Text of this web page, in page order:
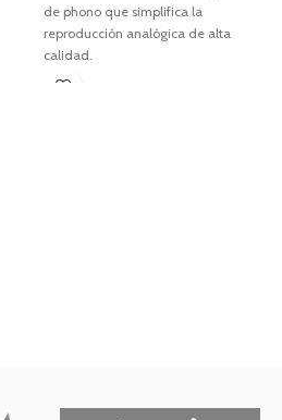
de phono que simplifica la
reproducción analógica de alta
calidad.